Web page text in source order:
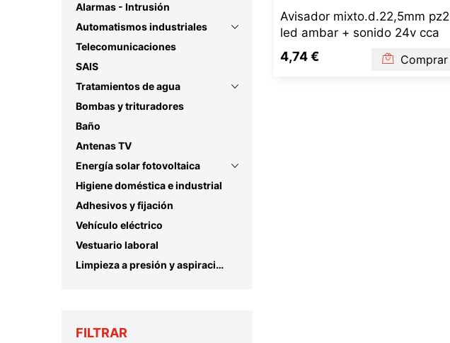
Avisador mixto.d.22,5mm
led ambar + sonido 24v cca
4,74 € Comprar
Alarmas - Intrusión
Automatismos industriales
Telecomunicaciones
SAIS
Tratamientos de agua
Bombas y trituradores
Baño
Antenas TV
Energía solar fotovoltaica
Higiene doméstica e industrial
Adhesivos y fijación
Vehículo eléctrico
Vestuario laboral
Limpieza a presión y aspiración
FILTRAR